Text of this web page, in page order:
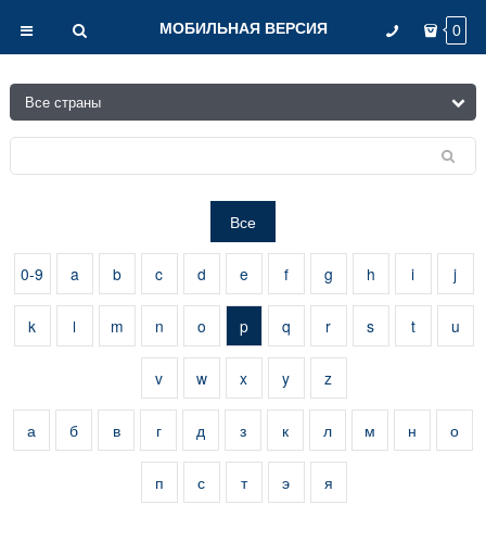
МОБИЛЬНАЯ ВЕРСИЯ 0
Все
0-9 a b c d e f g h i j
k l m n o p q r s t u
v w x y z
а б в г д з к л м н о
п с т э я